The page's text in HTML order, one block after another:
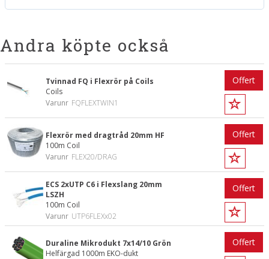
Andra köpte också
Tvinnad FQ i Flexrör på Coils
Coils
Varunr FQFLEXTWIN1
Offert
Flexrör med dragtråd 20mm HF
100m Coil
Varunr FLEX20/DRAG
Offert
ECS 2xUTP C6 i Flexslang 20mm
LSZH
100m Coil
Varunr UTP6FLEXx02
Offert
Duraline Mikrodukt 7x14/10 Grön
Helfärgad 1000m EKO-dukt
Offert